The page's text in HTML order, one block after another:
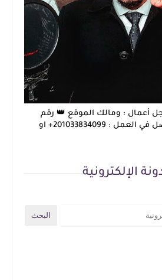
أعمال : ومالك الموقع 👑 رقم
معاذ اشرف 📞 للتواصل في العمل : 201033834099+ او
الإلكترونية